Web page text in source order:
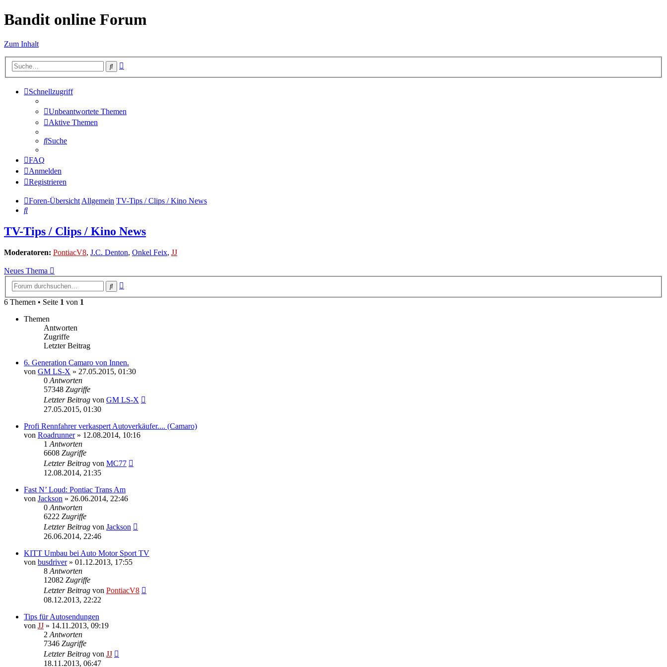
Bandit online Forum
Zum Inhalt
Suche
Schnellzugriff
Unbeantwortete Themen
Aktive Themen
Suche
FAQ
Anmelden
Registrieren
Foren-ÜbersichtAllgemein TV-Tips / Clips / Kino News
Suche
TV-Tips / Clips / Kino News
Moderatoren: PontiacV8, J.C. Denton, Onkel Feix, JJ
Neues Thema
Suche
6 Themen • Seite 1 von 1
Themen
Antworten
Zugriffe
Letzter Beitrag
6. Generation Camaro von Innen.
von GM LS-X » 27.05.2015, 01:30
0 Antworten
57348 Zugriffe
Letzter Beitrag von GM LS-X
27.05.2015, 01:30
Profi Rennfahrer verkaspert Autoverkäufer.... (Camaro)
von Roadrunner» 12.08.2014, 10:16
1 Antworten
6608 Zugriffe
Letzter Beitrag von MC77
12.08.2014, 21:35
Fast N’ Loud: Pontiac Trans Am
von Jackson » 26.06.2014, 22:46
0 Antworten
6222 Zugriffe
Letzter Beitrag von Jackson
26.06.2014, 22:46
KITT Umbau bei Auto Motor Sport TV
von busdriver» 01.12.2013, 17:55
8 Antworten
12082 Zugriffe
Letzter Beitrag von PontiacV8
08.12.2013, 22:22
Tips für Autosendungen
von JJ » 14.11.2013, 09:19
2 Antworten
7346 Zugriffe
Letzter Beitrag von JJ
18.11.2013, 06:47